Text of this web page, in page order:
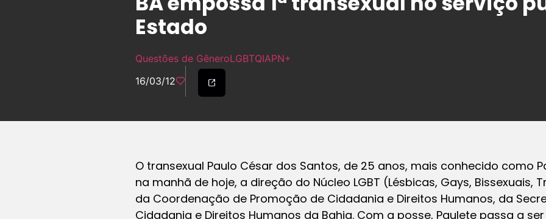
Estado
Questões de GêneroLGBTQIAPN+
16/03/12
O transexual Paulo César dos Santos, de 25 anos, mais conhecido como
na manhã de hoje, a direção do Núcleo LGBT (Lésbicas, Gays, Bissexuais,
da Coordenação de Promoção de Cidadania e Direitos Humanos, da
Cidadania e Direitos Humanos da Bahia. Com a posse, Paulete passa a